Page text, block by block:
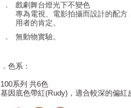
．
戲劇舞台燈光下不變色
專為電視、電影拍攝而設計的配
用者的肯定。
．
無動物實驗。
．色系：
100系列 共6色
基因底色帶紅(Rudy)，適合較深的偏紅